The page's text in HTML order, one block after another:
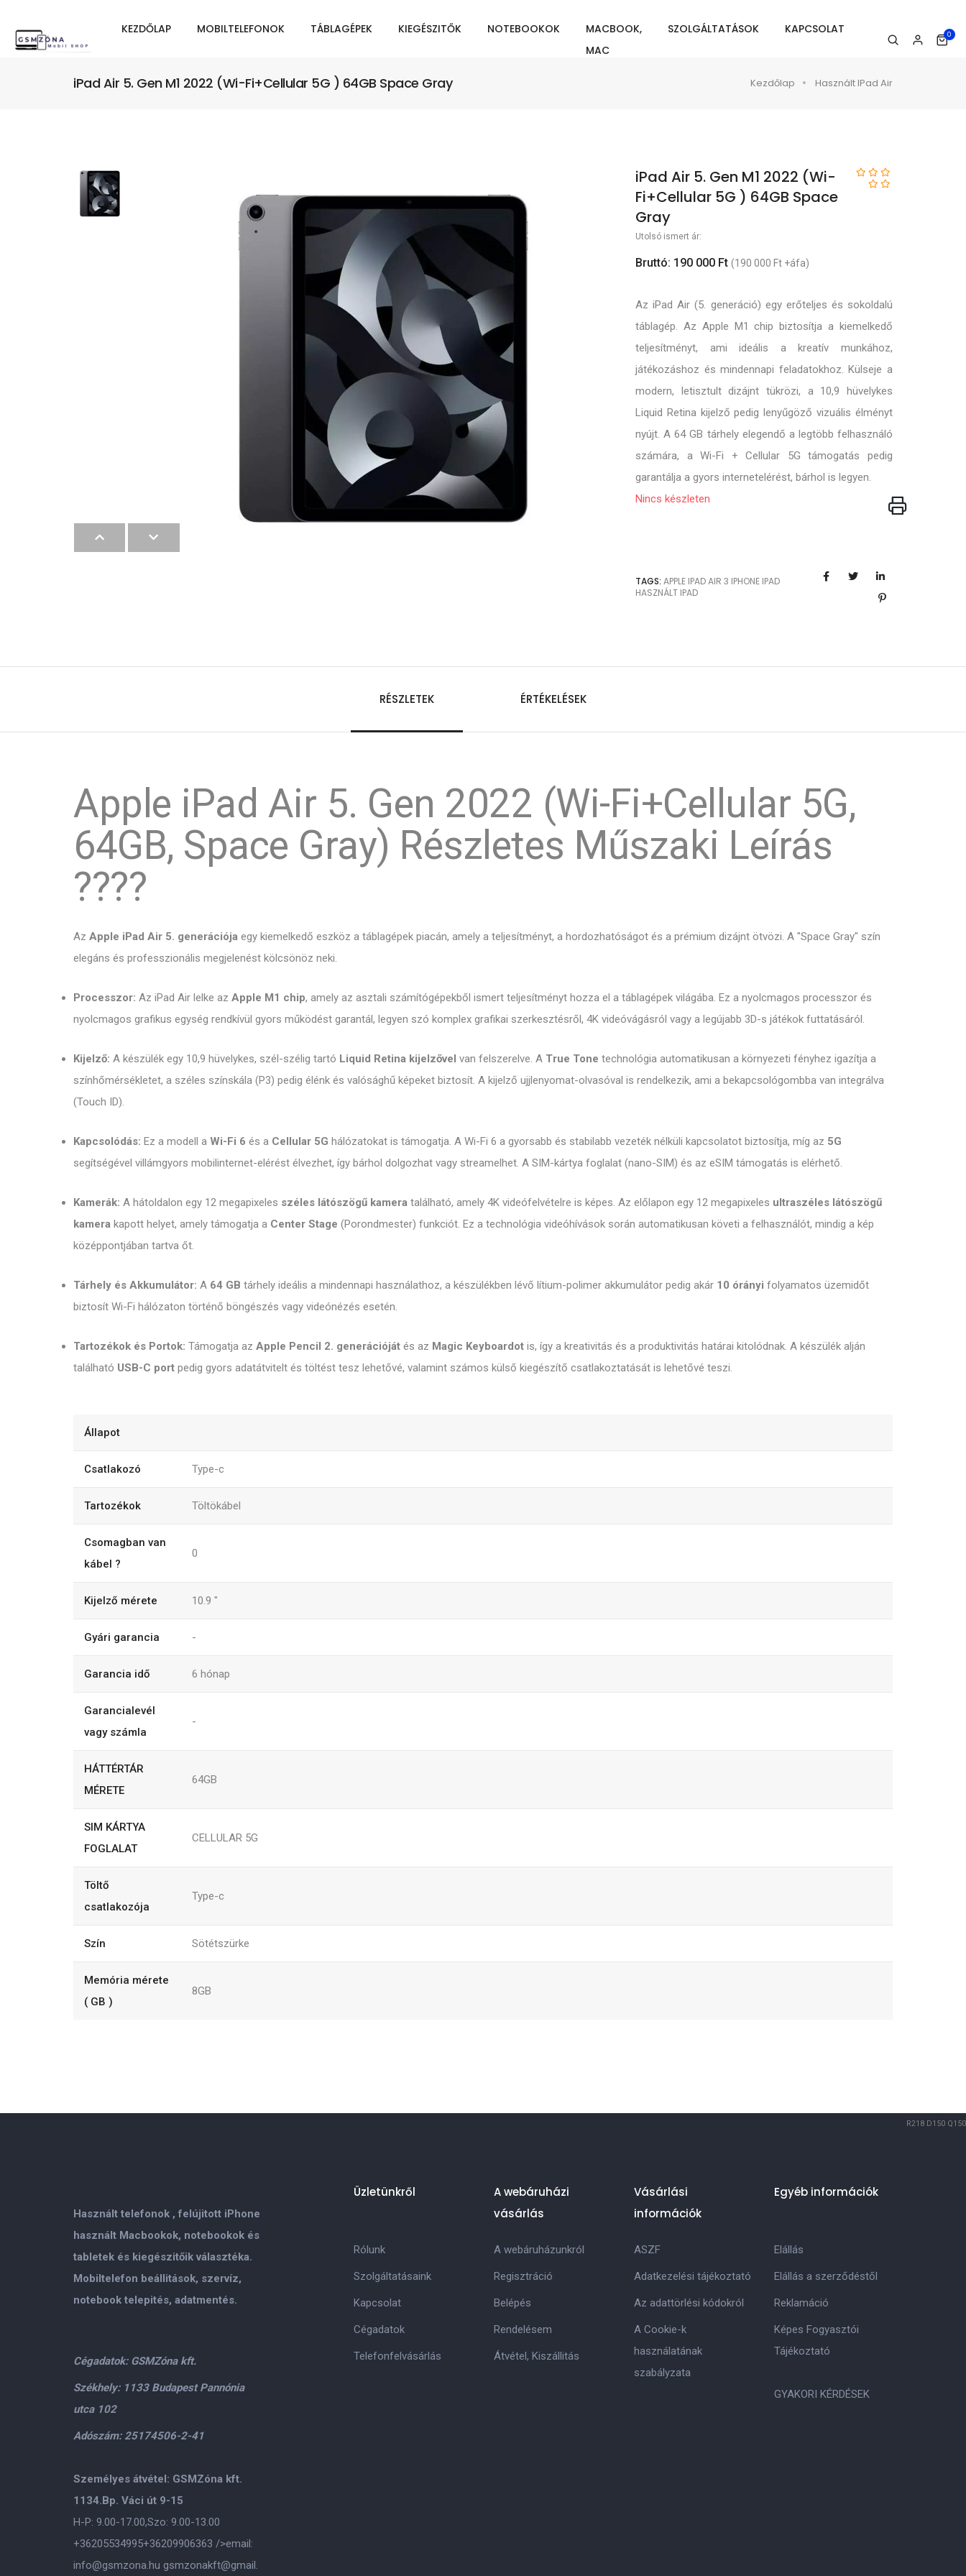
KEZDŐLAP MOBILTELEFONOK TÁBLAGÉPEK KIEGÉSZITŐK NOTEBOOKOK
MACBOOK,
MAC
SZOLGÁLTATÁSOK KAPCSOLAT 0
iPad Air 5. Gen M1 2022 (Wi-Fi+Cellular 5G ) 64GB Space Gray Kezdőlap Használt IPad Air
iPad Air 5. Gen M1 2022 (Wi-
Fi+Cellular 5G ) 64GB Space
Gray
Utolsó ismert ár:
Bruttó: 190 000 Ft (190 000 Ft +áfa)
Az iPad Air (5. generáció) egy erőteljes és sokoldalú
táblagép. Az Apple M1 chip biztosítja a kiemelkedő
teljesítményt, ami ideális a kreatív munkához,
játékozáshoz és mindennapi feladatokhoz. Külseje a
modern, letisztult dizájnt tükrözi, a 10,9 hüvelykes
Liquid Retina kijelző pedig lenyűgöző vizuális élményt
nyújt. A 64 GB tárhely elegendő a legtöbb felhasználó
számára, a Wi-Fi + Cellular 5G támogatás pedig
garantálja a gyors internetelérést, bárhol is legyen.
Nincs készleten
TAGS: APPLE IPAD AIR 3 IPHONE IPAD
HASZNÁLT IPAD
RÉSZLETEK ÉRTÉKELÉSEK
Apple iPad Air 5. Gen 2022 (Wi-Fi+Cellular 5G,
64GB, Space Gray) Részletes Műszaki Leírás
????
Az Apple iPad Air 5. generációja egy kiemelkedő eszköz a táblagépek piacán, amely a teljesítményt, a hordozhatóságot és a prémium dizájnt ötvözi. A "Space Gray" szín
elegáns és professzionális megjelenést kölcsönöz neki.
Processzor: Az iPad Air lelke az Apple M1 chip, amely az asztali számítógépekből ismert teljesítményt hozza el a táblagépek világába. Ez a nyolcmagos processzor és
nyolcmagos grafikus egység rendkívül gyors működést garantál, legyen szó komplex grafikai szerkesztésről, 4K videóvágásról vagy a legújabb 3D-s játékok futtatásáról.
Kijelző: A készülék egy 10,9 hüvelykes, szél-szélig tartó Liquid Retina kijelzővel van felszerelve. A True Tone technológia automatikusan a környezeti fényhez igazítja a
színhőmérsékletet, a széles színskála (P3) pedig élénk és valósághű képeket biztosít. A kijelző ujjlenyomat-olvasóval is rendelkezik, ami a bekapcsológombba van integrálva
(Touch ID).
Kapcsolódás: Ez a modell a Wi-Fi 6 és a Cellular 5G hálózatokat is támogatja. A Wi-Fi 6 a gyorsabb és stabilabb vezeték nélküli kapcsolatot biztosítja, míg az 5G
segítségével villámgyors mobilinternet-elérést élvezhet, így bárhol dolgozhat vagy streamelhet. A SIM-kártya foglalat (nano-SIM) és az eSIM támogatás is elérhető.
Kamerák: A hátoldalon egy 12 megapixeles széles látószögű kamera található, amely 4K videófelvételre is képes. Az előlapon egy 12 megapixeles ultraszéles látószögű
kamera kapott helyet, amely támogatja a Center Stage (Porondmester) funkciót. Ez a technológia videóhívások során automatikusan követi a felhasználót, mindig a kép
középpontjában tartva őt.
Tárhely és Akkumulátor: A 64 GB tárhely ideális a mindennapi használathoz, a készülékben lévő lítium-polimer akkumulátor pedig akár 10 órányi folyamatos üzemidőt
biztosít Wi-Fi hálózaton történő böngészés vagy videónézés esetén.
Tartozékok és Portok: Támogatja az Apple Pencil 2. generációját és az Magic Keyboardot is, így a kreativitás és a produktivitás határai kitolódnak. A készülék alján
található USB-C port pedig gyors adatátvitelt és töltést tesz lehetővé, valamint számos külső kiegészítő csatlakoztatását is lehetővé teszi.
Állapot
Csatlakozó Type-c
Tartozékok Töltökábel
Csomagban van
kábel ?
0
Kijelző mérete 10.9 "
Gyári garancia -
Garancia idő 6 hónap
Garancialevél
vagy számla
-
HÁTTÉRTÁR
MÉRETE
64GB
SIM KÁRTYA
FOGLALAT
CELLULAR 5G
Töltő
csatlakozója
Type-c
Szín Sötétszürke
Memória mérete
( GB )
8GB
R218 D150 Q150
Használt telefonok , felújitott iPhone
használt Macbookok, notebookok és
tabletek és kiegészitőik választéka.
Mobiltelefon beállitások, szervíz,
notebook telepités, adatmentés.
Cégadatok: GSMZóna kft.
Székhely: 1133 Budapest Pannónia
utca 102
Adószám: 25174506-2-41
Személyes átvétel: GSMZóna kft.
1134.Bp. Váci út 9-15
H-P: 9.00-17.00,Szo: 9.00-13.00
+36205534995+36209906363 />email:
info@gsmzona.hu gsmzonakft@gmail.
Üzletünkről
Rólunk
Szolgáltatásaink
Kapcsolat
Cégadatok
Telefonfelvásárlás
A webáruházi
vásárlás
A webáruházunkról
Regisztráció
Belépés
Rendelésem
Átvétel, Kiszállitás
Vásárlási
információk
ASZF
Adatkezelési tájékoztató
Az adattörlési kódokról
A Cookie-k
használatának
szabályzata
Egyéb információk
Elállás
Elállás a szerződéstől
Reklamáció
Képes Fogyasztói
Tájékoztató
GYAKORI KÉRDÉSEK